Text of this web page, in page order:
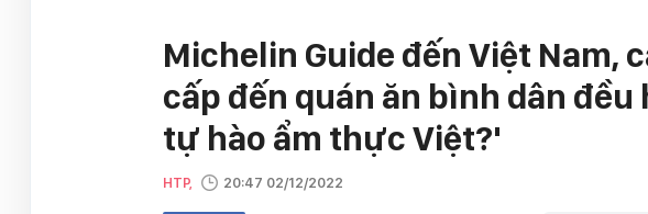
Michelin Guide đến Việt Nam,
cấp đến quán ăn bình dân đều
tự hào ẩm thực Việt?'
HTP, 20:47 02/12/2022